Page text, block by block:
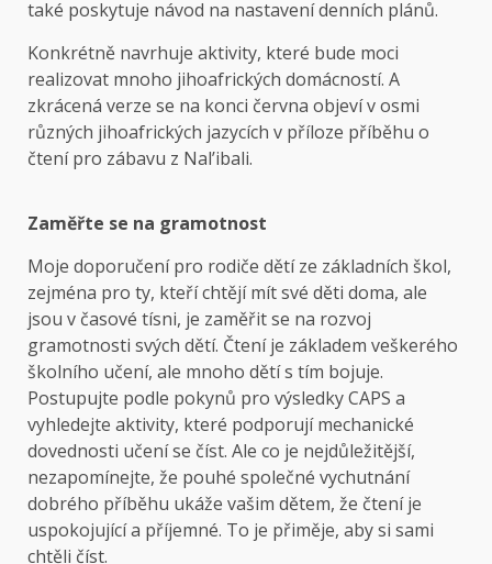
také poskytuje návod na nastavení denních plánů.
Konkrétně navrhuje aktivity, které bude moci
realizovat mnoho jihoafrických domácností. A
zkrácená verze se na konci června objeví v osmi
různých jihoafrických jazycích v příloze příběhu o
čtení pro zábavu z Nal’ibali.
Zaměřte se na gramotnost
Moje doporučení pro rodiče dětí ze základních škol,
zejména pro ty, kteří chtějí mít své děti doma, ale
jsou v časové tísni, je zaměřit se na rozvoj
gramotnosti svých dětí. Čtení je základem veškerého
školního učení, ale mnoho dětí s tím bojuje.
Postupujte podle pokynů pro výsledky CAPS a
vyhledejte aktivity, které podporují mechanické
dovednosti učení se číst. Ale co je nejdůležitější,
nezapomínejte, že pouhé společné vychutnání
dobrého příběhu ukáže vašim dětem, že čtení je
uspokojující a příjemné. To je přiměje, aby si sami
chtěli číst.